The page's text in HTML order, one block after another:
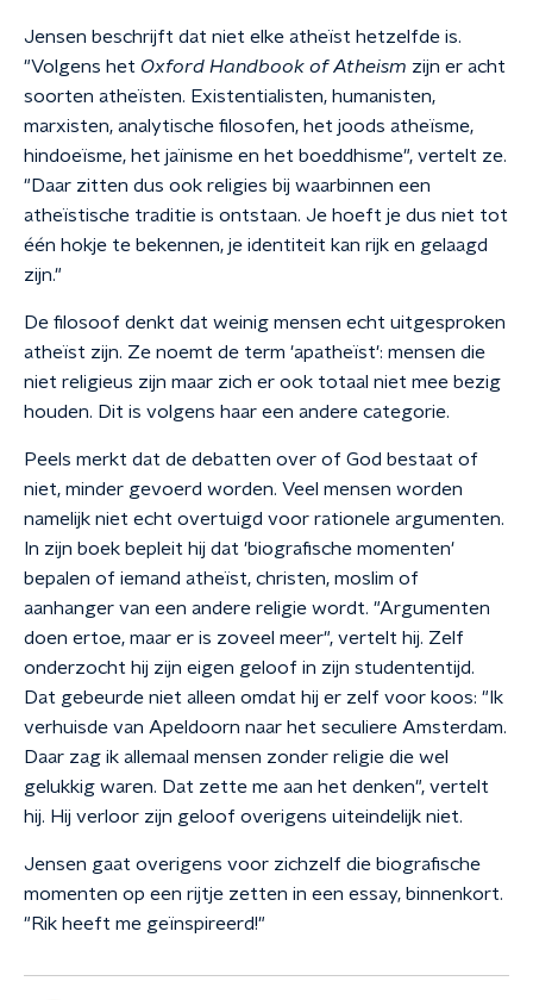
Jensen beschrijft dat niet elke atheïst hetzelfde is.
"Volgens het Oxford Handbook of Atheism zijn er acht
soorten atheïsten. Existentialisten, humanisten,
marxisten, analytische filosofen, het joods atheïsme,
hindoeïsme, het jaïnisme en het boeddhisme", vertelt ze.
"Daar zitten dus ook religies bij waarbinnen een
atheïstische traditie is ontstaan. Je hoeft je dus niet tot
één hokje te bekennen, je identiteit kan rijk en gelaagd
zijn."
De filosoof denkt dat weinig mensen echt uitgesproken
atheïst zijn. Ze noemt de term 'apatheïst': mensen die
niet religieus zijn maar zich er ook totaal niet mee bezig
houden. Dit is volgens haar een andere categorie.
Peels merkt dat de debatten over of God bestaat of
niet, minder gevoerd worden. Veel mensen worden
namelijk niet echt overtuigd voor rationele argumenten.
In zijn boek bepleit hij dat 'biografische momenten'
bepalen of iemand atheïst, christen, moslim of
aanhanger van een andere religie wordt. "Argumenten
doen ertoe, maar er is zoveel meer", vertelt hij. Zelf
onderzocht hij zijn eigen geloof in zijn studententijd.
Dat gebeurde niet alleen omdat hij er zelf voor koos: "Ik
verhuisde van Apeldoorn naar het seculiere Amsterdam.
Daar zag ik allemaal mensen zonder religie die wel
gelukkig waren. Dat zette me aan het denken", vertelt
hij. Hij verloor zijn geloof overigens uiteindelijk niet.
Jensen gaat overigens voor zichzelf die biografische
momenten op een rijtje zetten in een essay, binnenkort.
"Rik heeft me geïnspireerd!"